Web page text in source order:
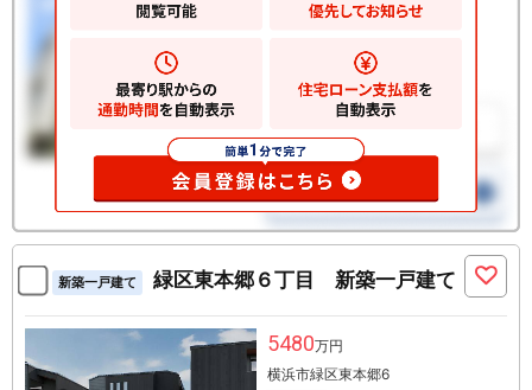
新築一戸建て 緑区東本郷６丁目 新築一戸建て
5480万円
横浜市緑区東本郷6